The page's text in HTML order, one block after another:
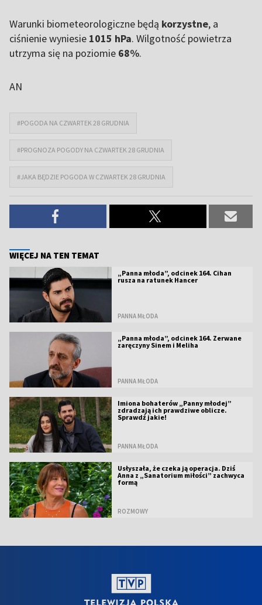
Warunki biometeorologiczne będą korzystne, a
ciśnienie wyniesie 1015 hPa. Wilgotność powietrza
utrzyma się na poziomie 68%.
AN
#POGODA NA CZWARTEK 28 GRUDNIA
#PROGNOZA POGODY NA CZWARTEK 28 GRUDNIA
#JAKA BĘDZIE POGODA W CZWARTEK 28 GRUDNIA
WIĘCEJ NA TEN TEMAT
„Panna młoda”, odcinek 164. Cihan
rusza na ratunek Hancer
PANNA MŁODA
„Panna młoda”, odcinek 164. Zerwane
zaręczyny Sinem i Meliha
PANNA MŁODA
Imiona bohaterów „Panny młodej”
zdradzają ich prawdziwe oblicze.
Sprawdź jakie!
PANNA MŁODA
Usłyszała, że czeka ją operacja. Dziś
Anna z „Sanatorium miłości” zachwyca
formą
ROZMOWY